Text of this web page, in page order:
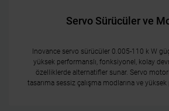
Servo Sürücüler ve
Inovance servo sürücüler 0.005-110 k W
yüksek performanslı, fonksiyonel, kolay
özelliklerde alternatifler sunar. Servo
tasarıma sessiz çalışma modlarına ve